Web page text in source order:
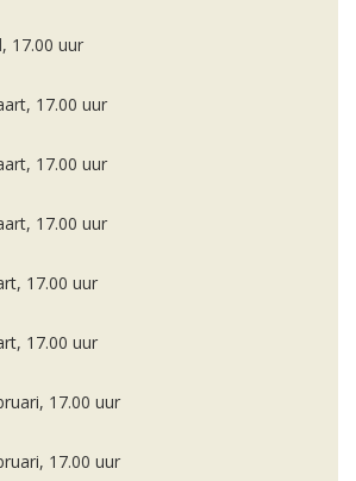
17.00 uur
17.00 uur
17.00 uur
17.00 uur
17.00 uur
17.00 uur
17.00 uur
17.00 uur